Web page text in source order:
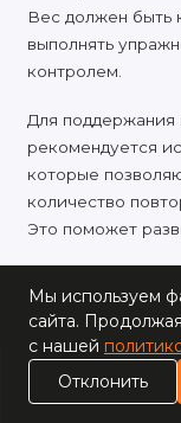
Каталог
Вес должен быть
выполнять
контролем.
Для
рекомендуется
которые
количество
Это поможет
рекомендуется
создают большую
росту и
при
Мы используем
сайта.
с нашей
Отклонить